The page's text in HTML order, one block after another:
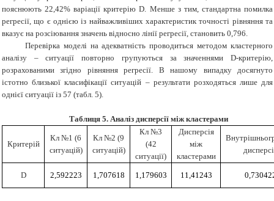
пояснюють 22,42% варіації критерію D. Менше з тим, стандартна помилка
регресії, що є однією із найважливіших характеристик точності рівняння та
вказує на розсіювання значень відносно лінії регресії, становить 0,796.
Перевірка моделі на адекватність проводиться методом кластерного
аналізу – ситуації повторно групуються за значеннями D-критерію,
розрахованими згідно рівняння регресії. В нашому випадку досягнуто
істотно близької класифікації ситуацій – результати розходяться лише для
однієї ситуації із 57 (табл. 5).
Таблиця 5. Аналіз дисперсії між кластерами
Критерій
Кл №1 (6
ситуацій)
Кл №2 (9
ситуацій)
Кл №3
(42
ситуації)
Дисперсія
між
кластерами
D 2,592223 1,707618 1,179603 11,41243